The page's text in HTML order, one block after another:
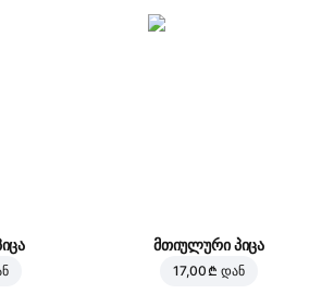
მთიულური პიცა
17,00 ₾ დან